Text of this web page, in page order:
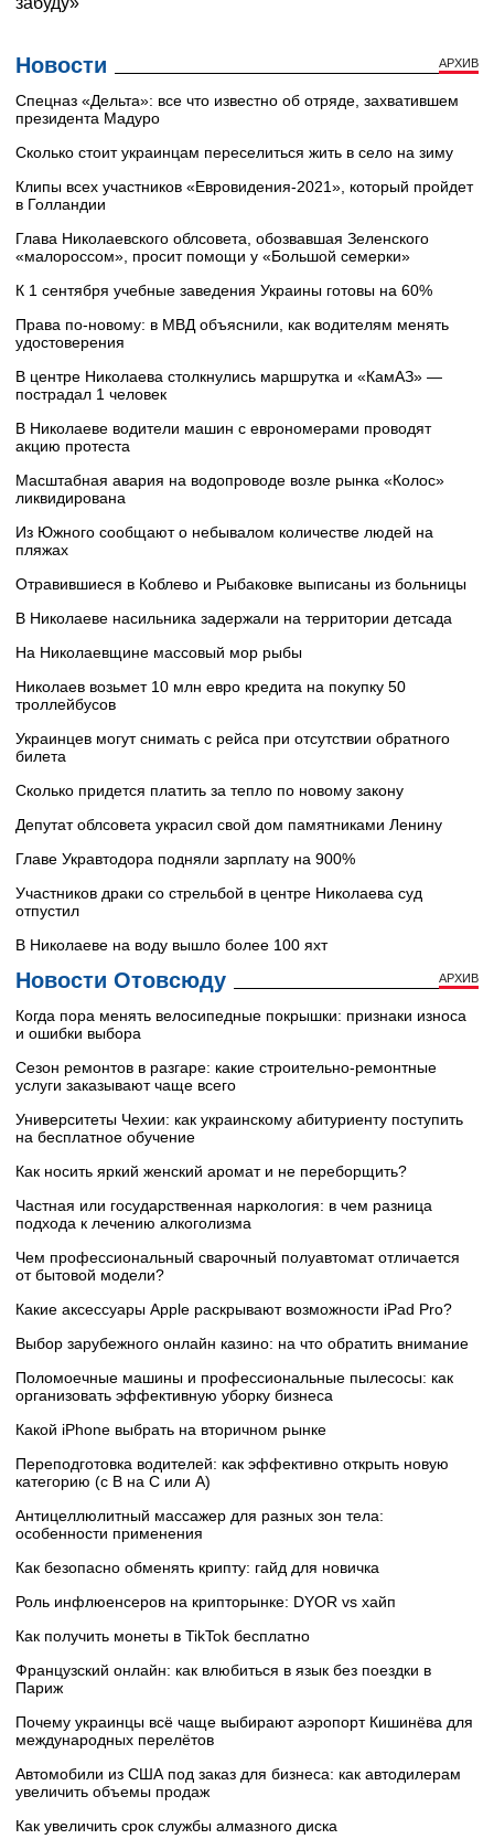
Новости АРХИВ
Cпецназ «Дельта»: все что известно об отряде, захватившем
президента Мадуро
Сколько стоит украинцам переселиться жить в село на зиму
Клипы всех участников «Евровидения-2021», который пройдет
в Голландии
Глава Николаевского облсовета, обозвавшая Зеленского
«малороссом», просит помощи у «Большой семерки»
К 1 сентября учебные заведения Украины готовы на 60%
Права по-новому: в МВД объяснили, как водителям менять
удостоверения
В центре Николаева столкнулись маршрутка и «КамАЗ» —
пострадал 1 человек
В Николаеве водители машин с еврономерами проводят
акцию протеста
Масштабная авария на водопроводе возле рынка «Колос»
ликвидирована
Из Южного сообщают о небывалом количестве людей на
пляжах
Отравившиеся в Коблево и Рыбаковке выписаны из больницы
В Николаеве насильника задержали на территории детсада
На Николаевщине массовый мор рыбы
Николаев возьмет 10 млн евро кредита на покупку 50
троллейбусов
Украинцев могут снимать с рейса при отсутствии обратного
билета
Сколько придется платить за тепло по новому закону
Депутат облсовета украсил свой дом памятниками Ленину
Главе Укравтодора подняли зарплату на 900%
Участников драки со стрельбой в центре Николаева суд
отпустил
В Николаеве на воду вышло более 100 яхт
Новости Отовсюду АРХИВ
Когда пора менять велосипедные покрышки: признаки износа
и ошибки выбора
Сезон ремонтов в разгаре: какие строительно-ремонтные
услуги заказывают чаще всего
Университеты Чехии: как украинскому абитуриенту поступить
на бесплатное обучение
Как носить яркий женский аромат и не переборщить?
Частная или государственная наркология: в чем разница
подхода к лечению алкоголизма
Чем профессиональный сварочный полуавтомат отличается
от бытовой модели?
Какие аксессуары Apple раскрывают возможности iPad Pro?
Выбор зарубежного онлайн казино: на что обратить внимание
Поломоечные машины и профессиональные пылесосы: как
организовать эффективную уборку бизнеса
Какой iPhone выбрать на вторичном рынке
Переподготовка водителей: как эффективно открыть новую
категорию (с B на C или А)
Антицеллюлитный массажер для разных зон тела:
особенности применения
Как безопасно обменять крипту: гайд для новичка
Роль инфлюенсеров на крипторынке: DYOR vs хайп
Как получить монеты в TikTok бесплатно
Французский онлайн: как влюбиться в язык без поездки в
Париж
Почему украинцы всё чаще выбирают аэропорт Кишинёва для
международных перелётов
Автомобили из США под заказ для бизнеса: как автодилерам
увеличить объемы продаж
Как увеличить срок службы алмазного диска